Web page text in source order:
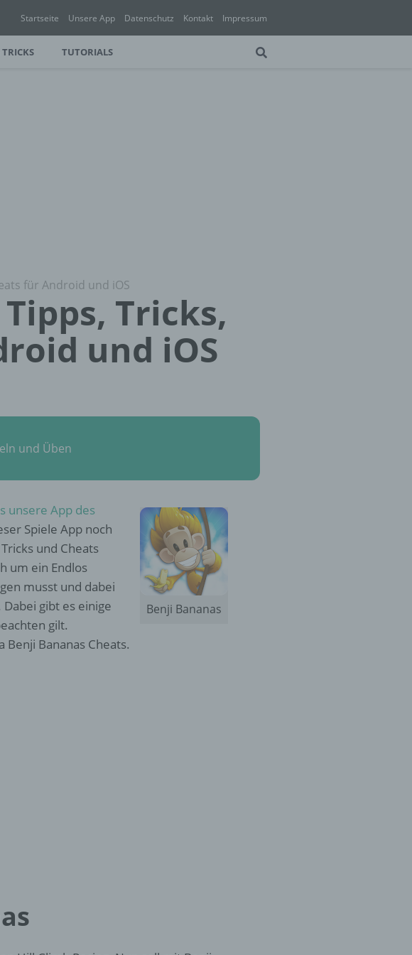
Startseite Unsere App Datenschutz Kontakt Impressum
TUTORIALS
für Android und iOS
Tricks,
und iOS
und Üben
Benji Bananas
unsere App des
Spiele App noch
und Cheats
um ein Endlos
musst und dabei
gibt es einige
gilt.
Bananas Cheats.